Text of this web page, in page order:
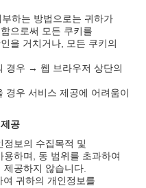
하는 방법으로는 귀하가
으로써 모든 쿠키를
을 거치거나, 모든 쿠키의
경우 → 웹 브라우저 상단의
경우 서비스 제공에 어려움이
공
보의 수집목적 및
하며, 동 범위를 초과하여
공하지 않습니다.
귀하의 개인정보를